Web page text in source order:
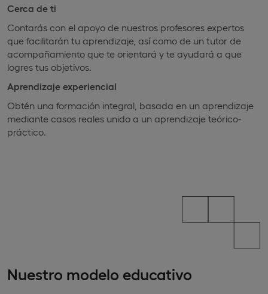
Cerca de ti
Contarás con el apoyo de nuestros profesores expertos
que facilitarán tu aprendizaje, así como de un tutor de
acompañamiento que te orientará y te ayudará a que
logres tus objetivos.
Aprendizaje experiencial
Obtén una formación integral, basada en un aprendizaje
mediante casos reales unido a un aprendizaje teórico-
práctico.
Nuestro modelo educativo